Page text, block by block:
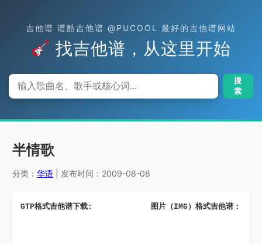
吉他谱 谱酷吉他谱 @PUCOOL 最好的吉他谱网站
找吉他谱，从这里开始
搜
索
半情歌
分类：华语 | 发布时间：2009-08-08
GTP格式吉他谱下载: 图片（IMG）格式吉他谱：